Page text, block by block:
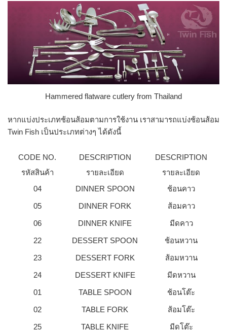
Hammered flatware cutlery from Thailand
หากแบ่งประเภทช้อนส้อมตามการใช้งาน เราสามารถแบ่งช้อนส้อม
Twin Fish เป็นประเภทต่างๆ ได้ดังนี้
CODE NO. DESCRIPTION
DESCRIPTION
รหัสสินค้า
รายละเอียด
รายละเอียด
04
DINNER SPOON
ช้อนคาว
05
DINNER FORK
ส้อมคาว
06
DINNER KNIFE
มีดคาว
22
DESSERT SPOON
ช้อนหวาน
23
DESSERT FORK
ส้อมหวาน
24
DESSERT KNIFE
มีดหวาน
01
TABLE SPOON
ช้อนโต๊ะ
02
TABLE FORK
ส้อมโต๊ะ
25
TABLE KNIFE
มีดโต๊ะ